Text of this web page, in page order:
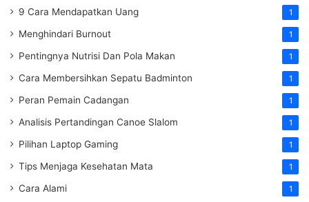
9 Cara Mendapatkan Uang 1
Menghindari Burnout 1
Pentingnya Nutrisi Dan Pola Makan 1
Cara Membersihkan Sepatu Badminton 1
Peran Pemain Cadangan 1
Analisis Pertandingan Canoe Slalom 1
Pilihan Laptop Gaming 1
Tips Menjaga Kesehatan Mata 1
Cara Alami 1